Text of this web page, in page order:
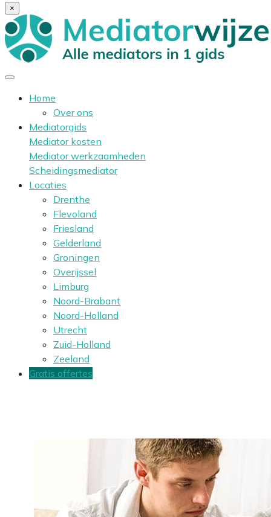
×
Home
Over ons
Mediatorgids
Mediator kosten
Mediator werkzaamheden
Scheidingsmediator
Locaties
Drenthe
Flevoland
Friesland
Gelderland
Groningen
Overijssel
Limburg
Noord-Brabant
Noord-Holland
Utrecht
Zuid-Holland
Zeeland
Gratis offertes